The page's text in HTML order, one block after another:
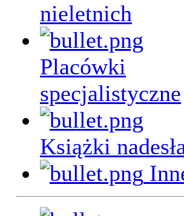
nieletnich
Placówki
specjalistyczne
Książki